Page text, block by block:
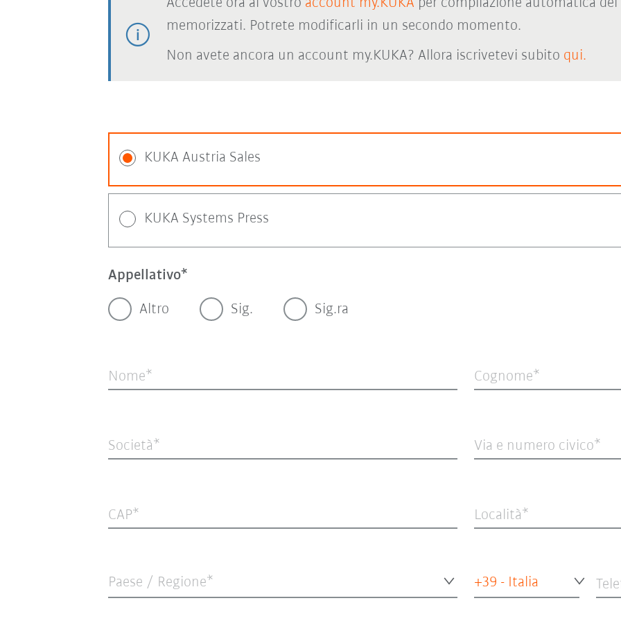
memorizzati. Potrete modificarli in un secondo momento.
Non avete ancora un account my.KUKA? Allora iscrivetevi subito qui.
KUKA Austria Sales
KUKA Systems Press
Appellativo
Altro Sig. Sig.ra
Nome Cognome
Società Via e numero civico
CAP Località
Paese / Regione* +39 - Italia